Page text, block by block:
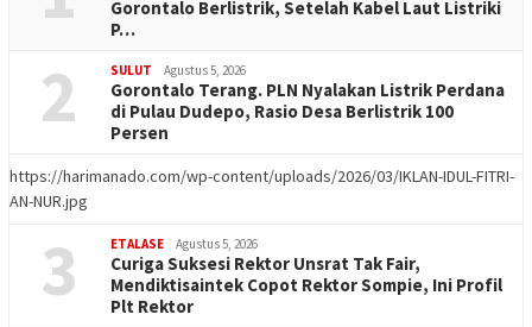
Gorontalo Berlistrik, Setelah Kabel Laut Listriki
P…
2 SULUT Agustus 5, 2026
Gorontalo Terang. PLN Nyalakan Listrik Perdana
di Pulau Dudepo, Rasio Desa Berlistrik 100
Persen
https://harimanado.com/wp-content/uploads/2026/03/IKLAN-IDUL-FITRI-
AN-NUR.jpg
3 ETALASE Agustus 5, 2026
Curiga Suksesi Rektor Unsrat Tak Fair,
Mendiktisaintek Copot Rektor Sompie, Ini Profil
Plt Rektor